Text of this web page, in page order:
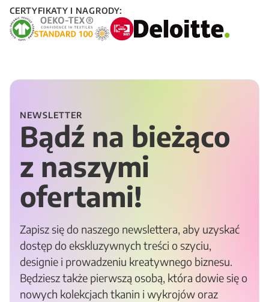
CERTYFIKATY I NAGRODY:
NEWSLETTER
Bądź na bieżąco
z naszymi
ofertami!
Zapisz się do naszego newslettera, aby uzyskać
dostęp do ekskluzywnych treści o szyciu,
designie i prowadzeniu kreatywnego biznesu.
Będziesz także pierwszą osobą, która dowie się o
nowych kolekcjach tkanin i wykrojów oraz